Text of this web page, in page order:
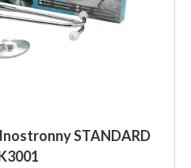
STANDARD